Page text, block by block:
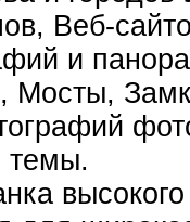
Веб-
и
Мосты,
темы.